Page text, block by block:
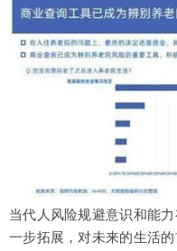
当代人风险规避意识和能
一步拓展，对未来的生活